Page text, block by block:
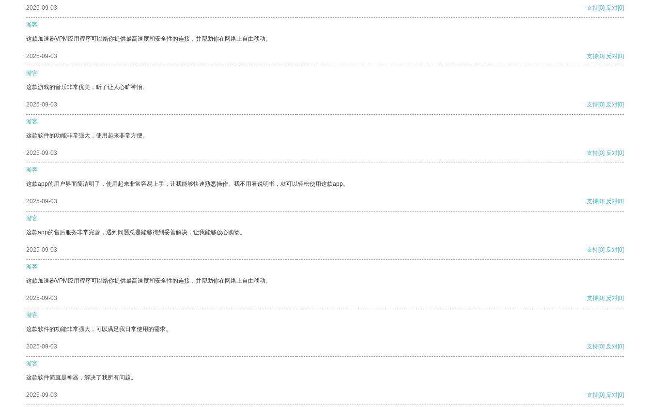
2025-09-03 支持[0] 反对[0]
游客
这款加速器VPM应用程序可以给你提供最高速度和安全性的连接，并帮助你在网络上自由移动。
2025-09-03 支持[0] 反对[0]
游客
这款游戏的音乐非常优美，听了让人心旷神怡。
2025-09-03 支持[0] 反对[0]
游客
这款软件的功能非常强大，使用起来非常方便。
2025-09-03 支持[0] 反对[0]
游客
这款app的用户界面简洁明了，使用起来非常容易上手，让我能够快速熟悉操作。我不用看说明书，就可以轻松使用这款app。
2025-09-03 支持[0] 反对[0]
游客
这款app的售后服务非常完善，遇到问题总是能够得到妥善解决，让我能够放心购物。
2025-09-03 支持[0] 反对[0]
游客
这款加速器VPM应用程序可以给你提供最高速度和安全性的连接，并帮助你在网络上自由移动。
2025-09-03 支持[0] 反对[0]
游客
这款软件的功能非常强大，可以满足我日常使用的需求。
2025-09-03 支持[0] 反对[0]
游客
这款软件简直是神器，解决了我所有问题。
2025-09-03 支持[0] 反对[0]